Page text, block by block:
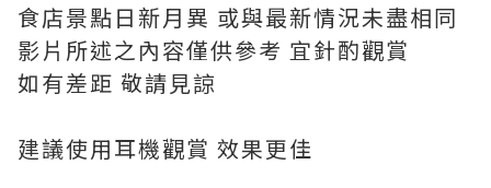
食店景點日新月異 或與最新情況未盡相同
影片所述之內容僅供參考 宜針酌觀賞
如有差距 敬請見諒
建議使用耳機觀賞 效果更佳